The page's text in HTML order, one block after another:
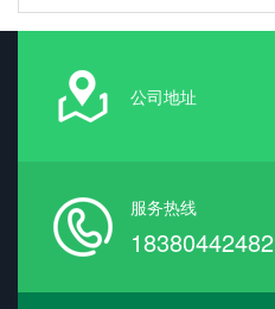
公司地址
服务热线
18380442482